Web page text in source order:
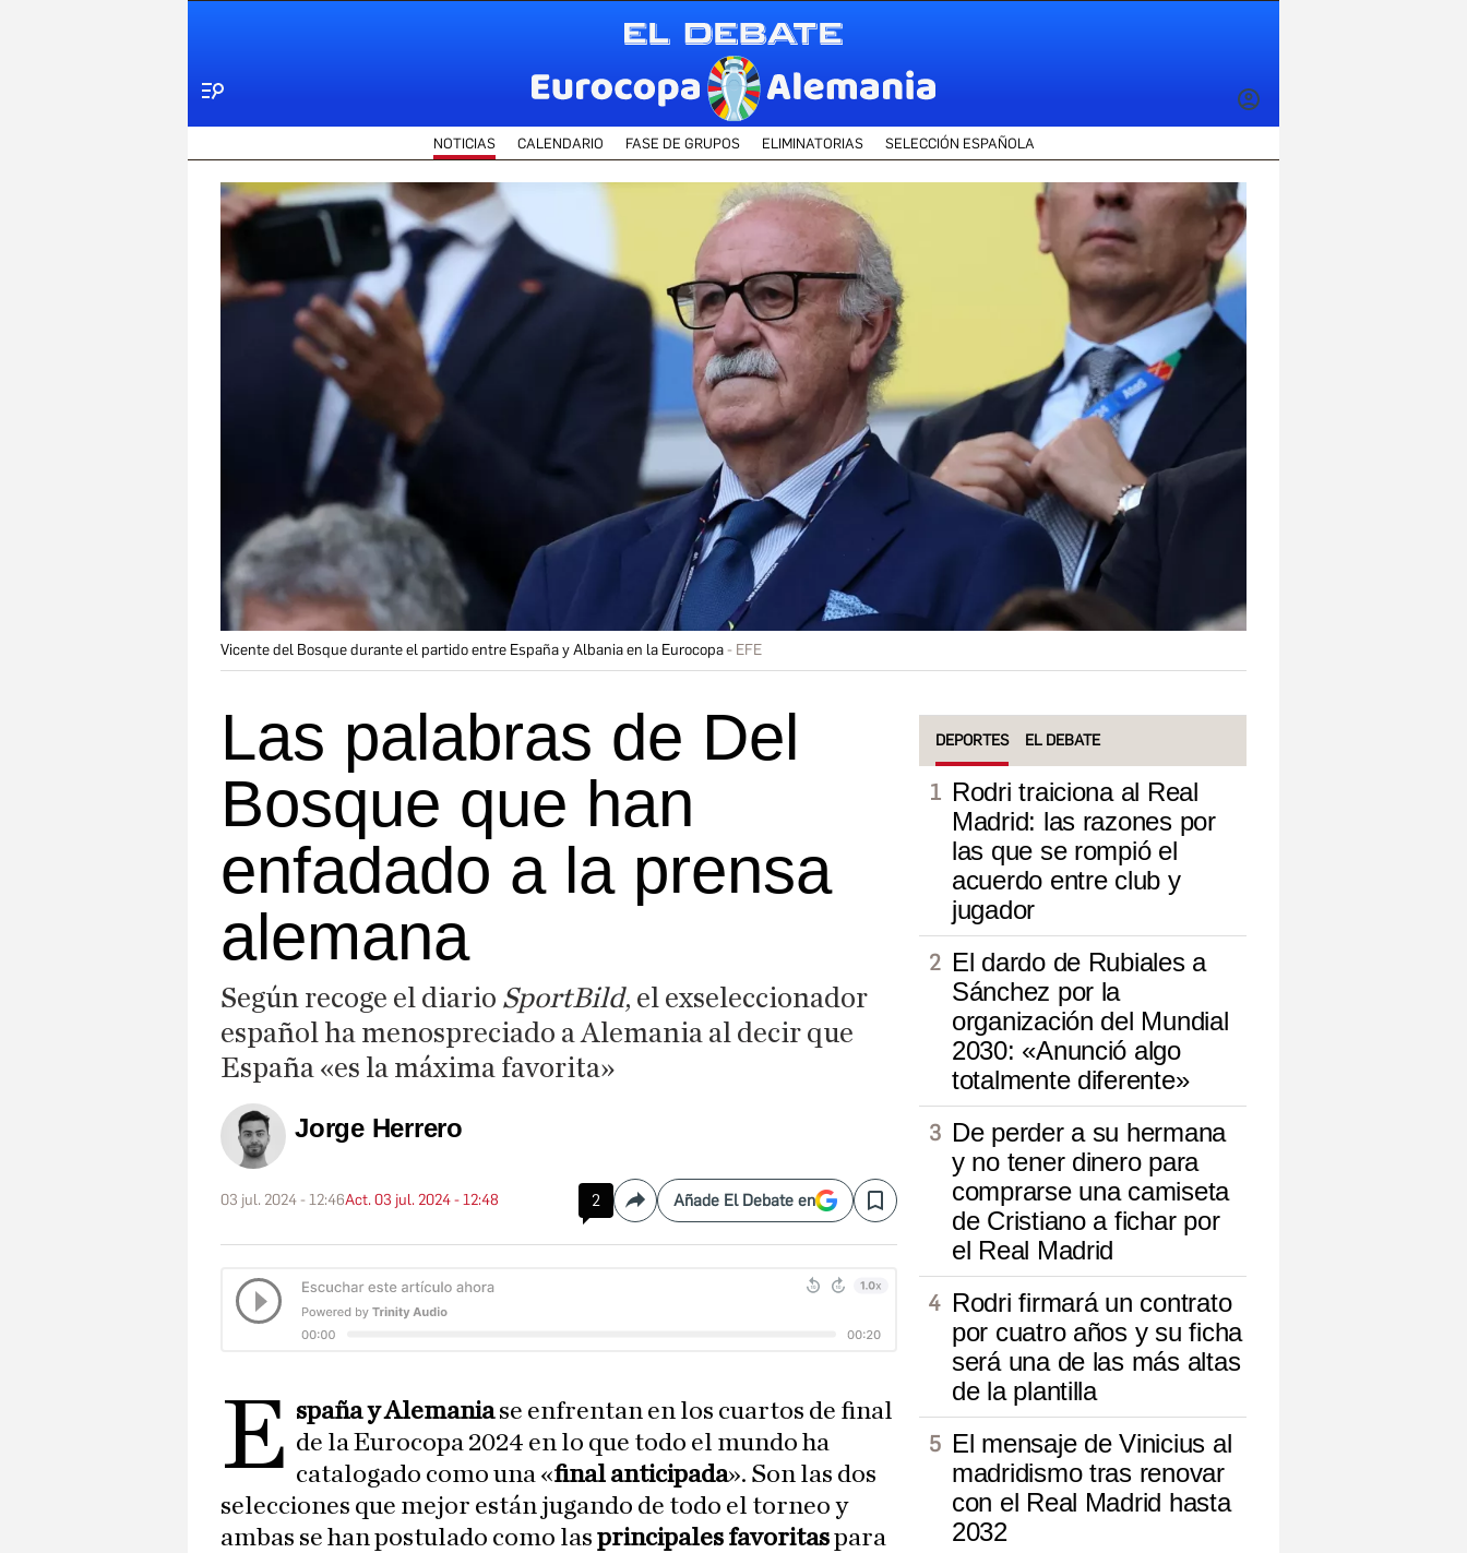
INICIAR
NOTICIAS CALENDARIO FASE DE GRUPOS ELIMINATORIAS SELECCIÓN ESPAÑOLA
Vicente del Bosque durante el partido entre España y Albania en la Eurocopa EFE
Las palabras de Del
Bosque que han
enfadado a la prensa
alemana
Según recoge el diario SportBild, el exseleccionador
español ha menospreciado a Alemania al decir que
España «es la máxima favorita»
Jorge Herrero
03 jul. 2024 - 12:46Act. 03 jul. 2024 - 12:48 2 CompartirAñade El Debate en Save
E spaña y Alemaniase enfrentan en los cuartos de final
de la Eurocopa 2024 en lo que todo el mundo ha
catalogado como una «final anticipada». Son las dos
selecciones que mejor están jugando de todo el torneo y
ambas se han postulado como las principales favoritaspara
DEPORTES EL DEBATE
Rodri traiciona al Real
Madrid: las razones por
las que se rompió el
acuerdo entre club y
jugador
El dardo de Rubiales a
Sánchez por la
organización del Mundial
2030: «Anunció algo
totalmente diferente»
De perder a su hermana
y no tener dinero para
comprarse una camiseta
de Cristiano a fichar por
el Real Madrid
Rodri firmará un contrato
por cuatro años y su ficha
será una de las más altas
de la plantilla
El mensaje de Vinicius al
madridismo tras renovar
con el Real Madrid hasta
2032